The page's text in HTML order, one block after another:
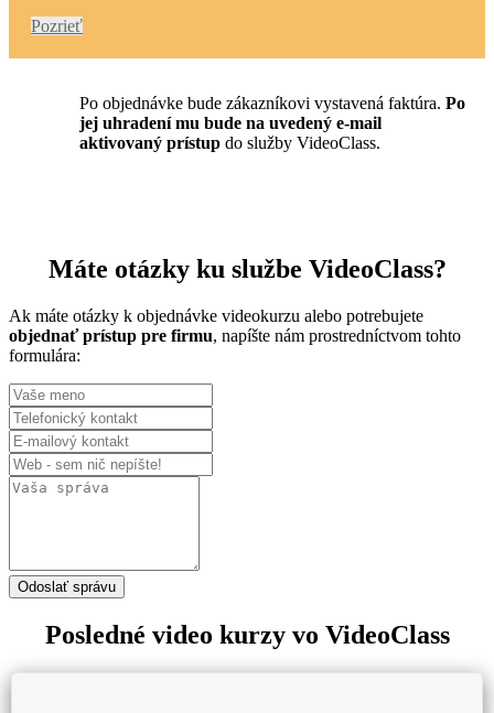
Pozrieť
Po objednávke bude zákazníkovi vystavená faktúra. Po
jej uhradení mu bude na uvedený e-mail
aktivovaný prístup do služby VideoClass.
Máte otázky ku službe VideoClass?
Ak máte otázky k objednávke videokurzu alebo potrebujete
objednať prístup pre firmu, napíšte nám prostredníctvom tohto
formulára:
Odoslať správu
Posledné video kurzy vo VideoClass